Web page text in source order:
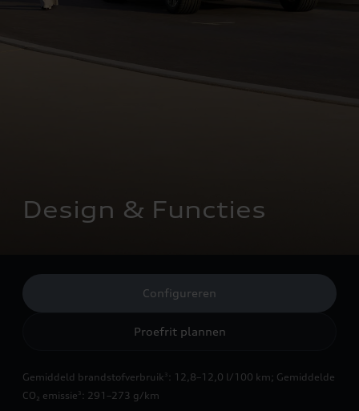
Design & Functies
Configureren
Proefrit plannen
Gemiddeld brandstofverbruik 3 : 12,8–12,0 l/100 km; Gemiddelde
CO₂ emissie 3 : 291–273 g/km